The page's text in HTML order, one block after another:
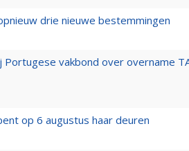
drie nieuwe bestemmingen
vakbond over overname
op 6 augustus haar deuren